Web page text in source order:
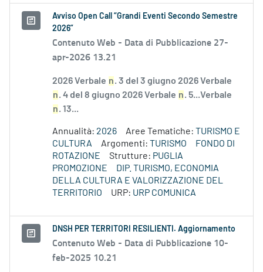
Avviso Open Call “Grandi Eventi Secondo Semestre
2026”
Contenuto Web - Data di Pubblicazione 27-
apr-2026 13.21
2026 Verbale n. 3 del 3 giugno 2026 Verbale
n. 4 del 8 giugno 2026 Verbale n. 5...Verbale
n. 13...
Annualità: 2026 Aree Tematiche: TURISMO E
CULTURA
Argomenti: TURISMO
FONDO DI
ROTAZIONE
Strutture: PUGLIA
PROMOZIONE
DIP. TURISMO, ECONOMIA
DELLA CULTURA E VALORIZZAZIONE DEL
TERRITORIO
URP: URP COMUNICA
DNSH PER TERRITORI RESILIENTI. Aggiornamento
Contenuto Web - Data di Pubblicazione 10-
feb-2025 10.21